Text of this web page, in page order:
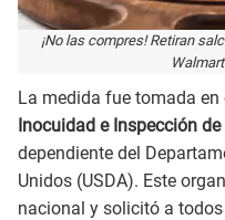
¡No las compres! Retiran
La medida fue tomada
Inocuidad e Inspección
dependiente del
Unidos (USDA). Este
nacional y solicitó a